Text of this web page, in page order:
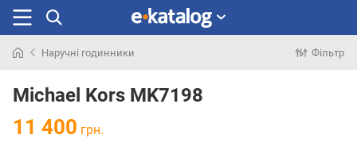
раніше
Наручні годинники Фільтр
Michael Kors MK7198
11 400 грн.